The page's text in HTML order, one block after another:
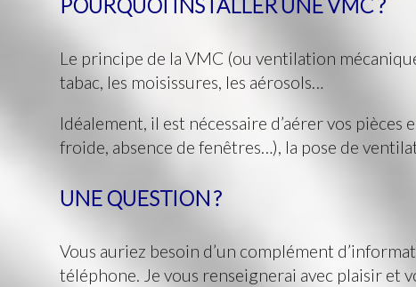
POURQUOI INSTALLER UNE VMC ?
Le principe de la VMC (ou ventilation
tabac, les moisissures, les aérosols…
Idéalement, il est nécessaire d’aérer vos
froide, absence de fenêtres…), la pose de
UNE QUESTION ?
Vous auriez besoin d’un complément
téléphone. Je vous renseignerai avec plaisir et